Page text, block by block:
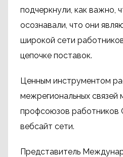
подчеркнули, как важно,
осознавали, что они
широкой сети
цепочке поставок.
Ценным инструментом
межрегиональных связей
профсоюзов работников
вебсайт сети.
Представитель